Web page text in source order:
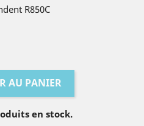
R850C
AU PANIER
en stock.